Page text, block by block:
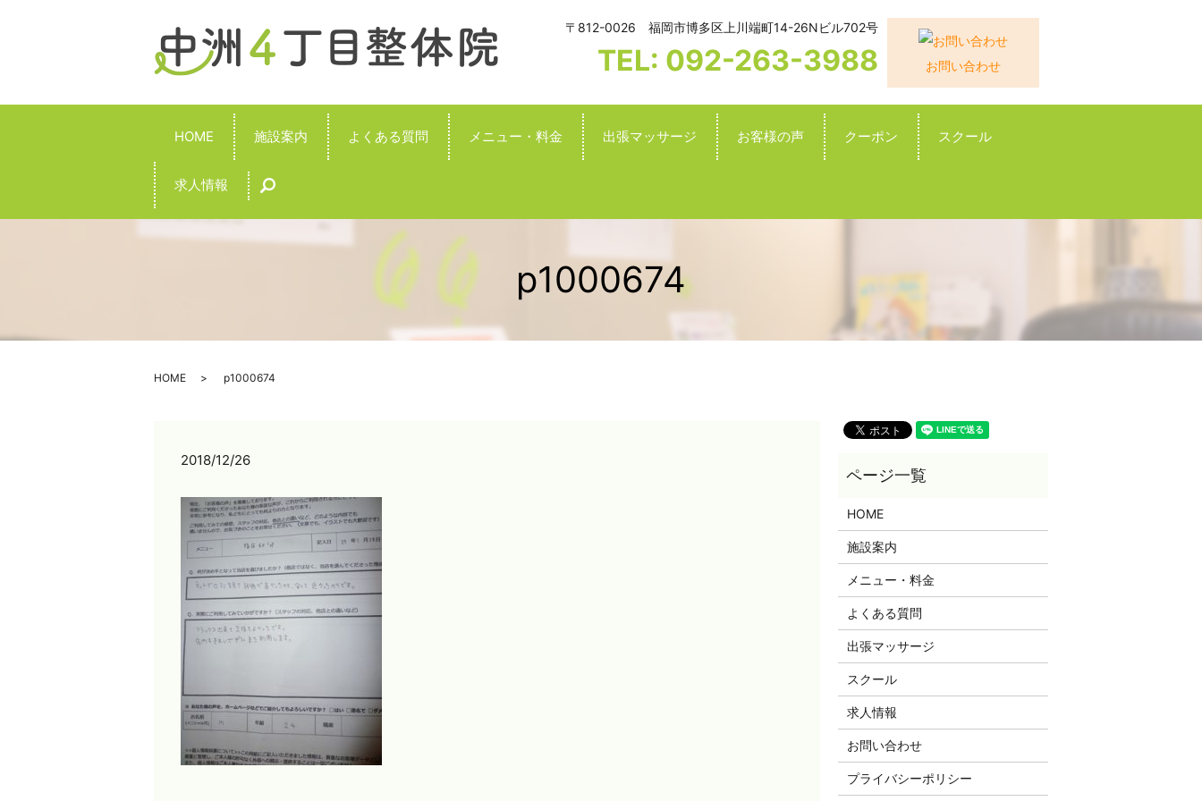
〒812-0026 福岡市博多区上川端町14-26Nビル702号
TEL: 092-263-3988 お問い合わせ
HOME 施設案内 よくある質問 メニュー・料金 出張マッサージ お客様の声 クーポン スクール
求人情報
search
p1000674
HOME p1000674
2018/12/26
HOME
施設案内
メニュー・料金
よくある質問
出張マッサージ
スクール
求人情報
お問い合わせ
プライバシーポリシー